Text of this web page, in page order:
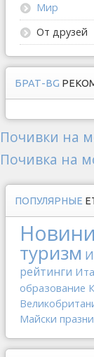
Мир
От друзей
БРАТ-BG
Почивки на
Почивка на
ПОПУЛЯРНЫЕ
Новини
туризм
рейтинги
образование
Майски